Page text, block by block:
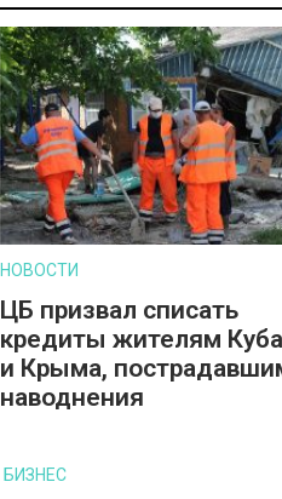
НОВОСТИ
ЦБ призвал списать
кредиты жителям
и Крыма,
наводнения
БИЗНЕС